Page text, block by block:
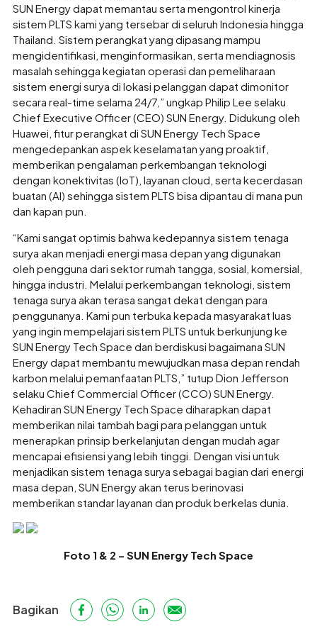
SUN Energy dapat memantau serta mengontrol kinerja
sistem PLTS kami yang tersebar di seluruh Indonesia hingga
Thailand. Sistem perangkat yang dipasang mampu
mengidentifikasi, menginformasikan, serta mendiagnosis
masalah sehingga kegiatan operasi dan pemeliharaan
sistem energi surya di lokasi pelanggan dapat dimonitor
secara real-time selama 24/7,” ungkap Philip Lee selaku
Chief Executive Officer (CEO) SUN Energy. Didukung oleh
Huawei, fitur perangkat di SUN Energy Tech Space
mengedepankan aspek keselamatan yang proaktif,
memberikan pengalaman perkembangan teknologi
dengan konektivitas (IoT), layanan cloud, serta kecerdasan
buatan (AI) sehingga sistem PLTS bisa dipantau di mana pun
dan kapan pun.
“Kami sangat optimis bahwa kedepannya sistem tenaga
surya akan menjadi energi masa depan yang digunakan
oleh pengguna dari sektor rumah tangga, sosial, komersial,
hingga industri. Melalui perkembangan teknologi, sistem
tenaga surya akan terasa sangat dekat dengan para
penggunanya. Kami pun terbuka kepada masyarakat luas
yang ingin mempelajari sistem PLTS untuk berkunjung ke
SUN Energy Tech Space dan berdiskusi bagaimana SUN
Energy dapat membantu mewujudkan masa depan rendah
karbon melalui pemanfaatan PLTS,” tutup Dion Jefferson
selaku Chief Commercial Officer (CCO) SUN Energy.
Kehadiran SUN Energy Tech Space diharapkan dapat
memberikan nilai tambah bagi para pelanggan untuk
menerapkan prinsip berkelanjutan dengan mudah agar
mencapai efisiensi yang lebih tinggi. Dengan visi untuk
menjadikan sistem tenaga surya sebagai bagian dari energi
masa depan, SUN Energy akan terus berinovasi
memberikan standar layanan dan produk berkelas dunia.
Foto 1 & 2 – SUN Energy Tech Space
Bagikan